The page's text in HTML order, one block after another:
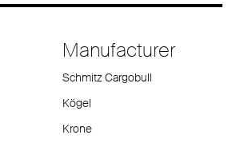
Manufacturer
Schmitz Cargobull
Kögel
Krone